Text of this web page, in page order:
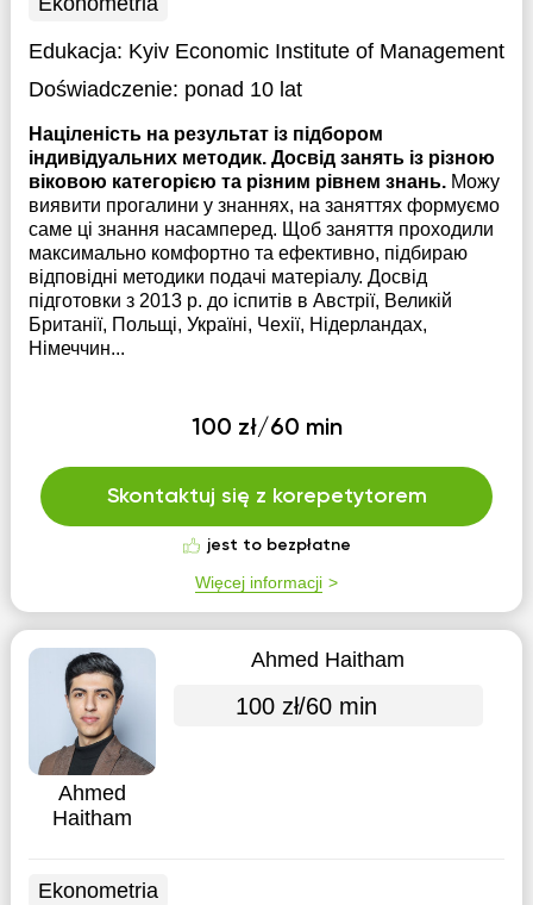
Edukacja: Kyiv Economic Institute of Management
Doświadczenie: ponad 10 lat
Націленість на результат із підбором
індивідуальних методик. Досвід занять із різною
віковою категорією та різним рівнем знань. Можу
виявити прогалини у знаннях, на заняттях формуємо
саме ці знання насамперед. Щоб заняття проходили
максимально комфортно та ефективно, підбираю
відповідні методики подачі матеріалу. Досвід
підготовки з 2013 р. до іспитів в Австрії, Великій
Британії, Польщі, Україні, Чехії, Нідерландах,
Німеччин...
100 zł/60 min
Skontaktuj się z korepetytorem
jest to bezpłatne
Więcej informacji
Ahmed
Haitham
Ahmed Haitham
100 zł/60 min
Ekonometria